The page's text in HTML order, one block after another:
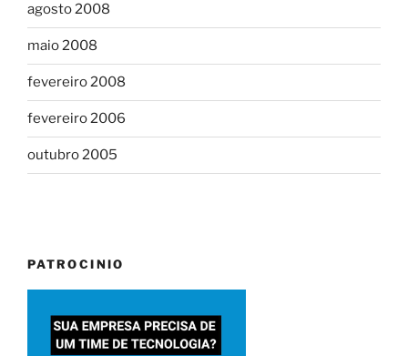
agosto 2008
maio 2008
fevereiro 2008
fevereiro 2006
outubro 2005
PATROCINIO